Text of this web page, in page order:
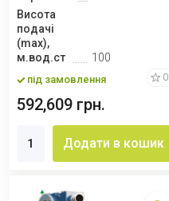
Висота
подачі
(max),
м.вод.ст
100
під замовлення 0
592,609 грн.
Додати в кошик